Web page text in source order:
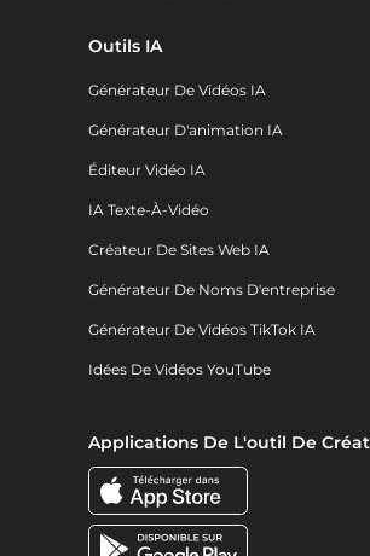
Outils IA
Générateur De Vidéos IA
Générateur D'animation IA
Éditeur Vidéo IA
IA Texte-À-Vidéo
Créateur De Sites Web IA
Générateur De Noms D'entreprise
Générateur De Vidéos TikTok IA
Idées De Vidéos YouTube
Applications De L'outil De